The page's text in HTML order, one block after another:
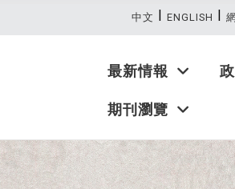
最新情報
期刊瀏覽
中文 | ENGLISH |